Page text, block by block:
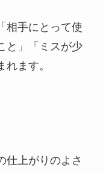
相手にとって使
と」「ミスが少
ます。
仕上がりのよさ